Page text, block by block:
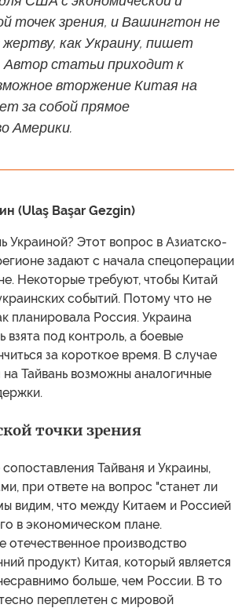
точек зрения, и Вашингтон не
жертву, как Украину, пишет
Автор статьи приходит к
вторжение Китая на
за собой прямое
Америки.
(Ulaş Başar Gezgin)
Украиной? Этот вопрос в Азиатско-
задают с начала спецоперации
Некоторые требуют, чтобы Китай
событий. Потому что не
планировала Россия. Украина
взята под контроль, а боевые
за короткое время. В случае
Тайвань возможны аналогичные
точки зрения
Тайваня и Украины,
при ответе на вопрос "станет ли
видим, что между Китаем и Россией
в экономическом плане.
отечественное производство
продукт) Китая, который является
больше, чем России. В то
переплетен с мировой